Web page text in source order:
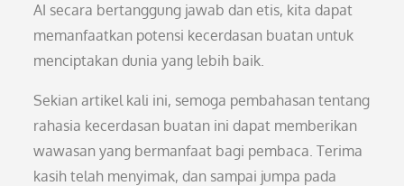
AI secara bertanggung jawab dan etis, kita dapat
memanfaatkan potensi kecerdasan buatan untuk
menciptakan dunia yang lebih baik.
Sekian artikel kali ini, semoga pembahasan tentang
rahasia kecerdasan buatan ini dapat memberikan
wawasan yang bermanfaat bagi pembaca. Terima
kasih telah menyimak, dan sampai jumpa pada